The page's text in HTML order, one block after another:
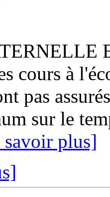
cours à
pas
sur le
savoir plus]